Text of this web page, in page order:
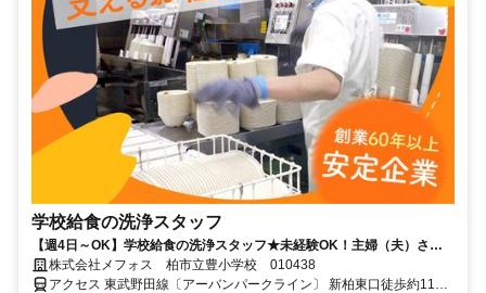
学校給食の洗浄スタッフ
【週4日～OK】学校給食の洗浄スタッフ★未経験OK！主婦（夫）さん
活躍中◎全国約2000ヵ所の施設にてサービスを提供する「メフォス」！
大手企業で安心◎
株式会社メフォス 柏市立豊小学校 010438
アクセス 東武野田線〔アーバンパークライン〕 新柏東口徒歩約11